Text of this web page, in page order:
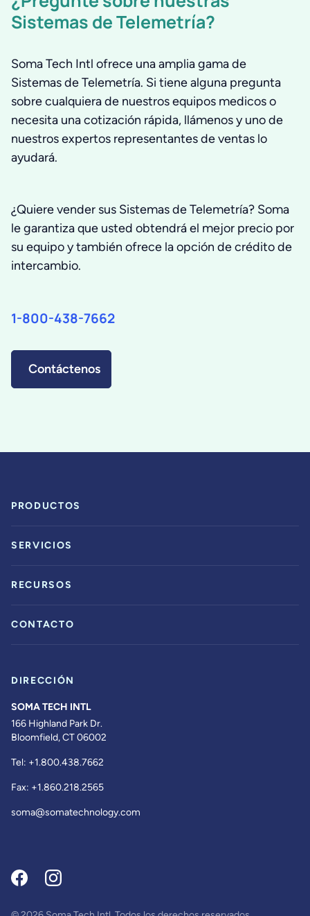
Sistemas de Telemetría?
Soma Tech Intl ofrece una amplia gama de
Sistemas de Telemetría. Si tiene alguna pregunta
sobre cualquiera de nuestros equipos medicos o
necesita una cotización rápida, llámenos y uno de
nuestros expertos representantes de ventas lo
ayudará.
¿Quiere vender sus Sistemas de Telemetría? Soma
le garantiza que usted obtendrá el mejor precio por
su equipo y también ofrece la opción de crédito de
intercambio.
1-800-438-7662
Contáctenos
PRODUCTOS
SERVICIOS
RECURSOS
CONTACTO
DIRECCIÓN
SOMA TECH INTL
166 Highland Park Dr.
Bloomfield, CT 06002
Tel: +1.800.438.7662
Fax: +1.860.218.2565
soma@somatechnology.com